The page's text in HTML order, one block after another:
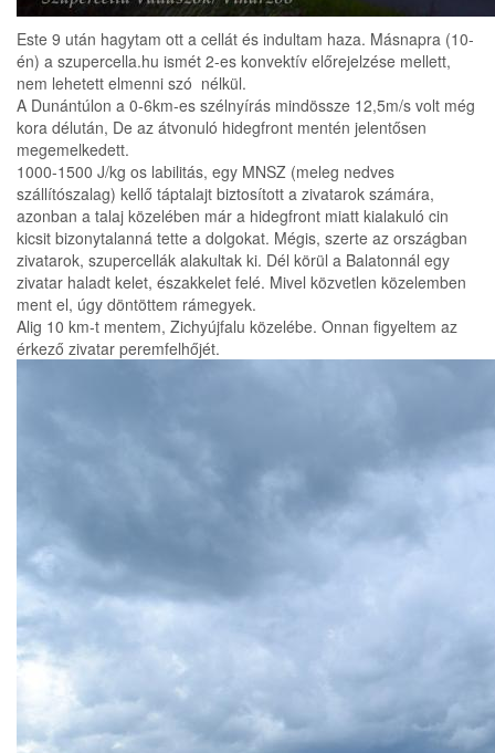
Este 9 után hagytam ott a cellát és indultam haza. Másnapra (10-
én) a szupercella.hu ismét 2-es konvektív előrejelzése mellett,
nem lehetett elmenni szó nélkül.
A Dunántúlon a 0-6km-es szélnyírás mindössze 12,5m/s volt még
kora délután, De az átvonuló hidegfront mentén jelentősen
megemelkedett.
1000-1500 J/kg os labilitás, egy MNSZ (meleg nedves
szállítószalag) kellő táptalajt biztosított a zivatarok számára,
azonban a talaj közelében már a hidegfront miatt kialakuló cin
kicsit bizonytalanná tette a dolgokat. Mégis, szerte az országban
zivatarok, szupercellák alakultak ki. Dél körül a Balatonnál egy
zivatar haladt kelet, északkelet felé. Mivel közvetlen közelemben
ment el, úgy döntöttem rámegyek.
Alig 10 km-t mentem, Zichyújfalu közelébe. Onnan figyeltem az
érkező zivatar peremfelhőjét.